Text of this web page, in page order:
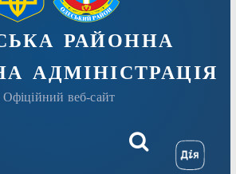
районна
адміністрація
Офіційний веб-сайт